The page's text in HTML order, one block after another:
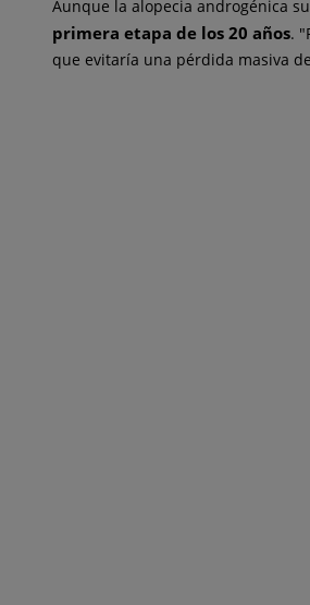
Aunque la alopecia androgénica
primera etapa de los 20 años.
que evitaría una pérdida masiva